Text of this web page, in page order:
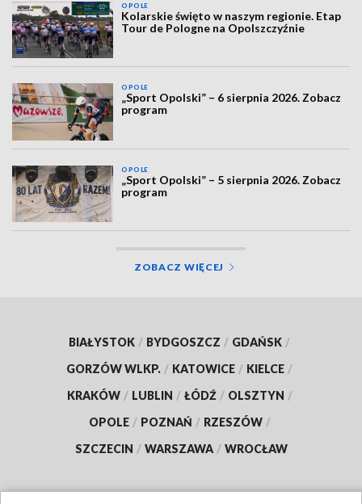
OPOLE
Kolarskie święto w naszym regionie. Etap
Tour de Pologne na Opolszczyźnie
OPOLE
„Sport Opolski” – 6 sierpnia 2026. Zobacz
program
OPOLE
„Sport Opolski” – 5 sierpnia 2026. Zobacz
program
ZOBACZ WIĘCEJ
BIAŁYSTOK / BYDGOSZCZ / GDAŃSK /
GORZÓW WLKP. / KATOWICE / KIELCE /
KRAKÓW / LUBLIN / ŁÓDŹ / OLSZTYN /
OPOLE / POZNAŃ / RZESZÓW /
SZCZECIN / WARSZAWA / WROCŁAW